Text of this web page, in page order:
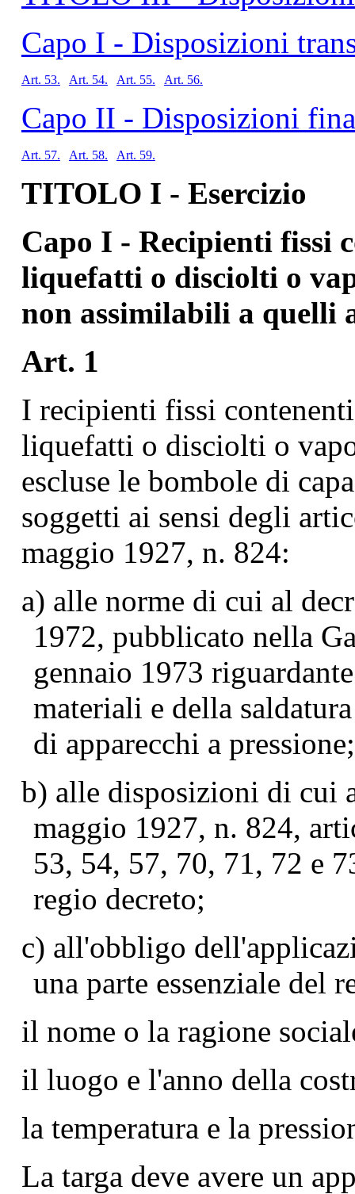
Capo I - Disposizioni
Art. 53. Art. 54. Art. 55. Art. 56.
Capo II - Disposizioni
Art. 57. Art. 58. Art. 59.
TITOLO I - Esercizio
Capo I - Recipienti fissi
liquefatti o disciolti o
non assimilabili a
Art. 1
I recipienti fissi
liquefatti o disciolti o
escluse le bombole di
soggetti ai sensi degli
maggio 1927, n. 824:
a) alle norme di cui al
1972, pubblicato nella
gennaio 1973
materiali e della
di apparecchi a pressione;
b) alle disposizioni di cui
maggio 1927, n. 824,
53, 54, 57, 70, 71, 72 e
regio decreto;
c) all'obbligo
una parte essenziale del
il nome o la ragione
il luogo e l'anno della
la temperatura e la
La targa deve avere un